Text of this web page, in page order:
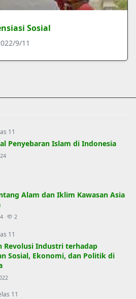
Sosial
9/11
11
Penyebaran Islam di Indonesia
Alam dan Iklim Kawasan Asia
2
11
Revolusi Industri terhadap
Sosial, Ekonomi, dan Politik di
11